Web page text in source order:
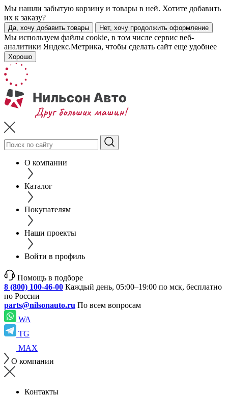
Мы нашли забытую корзину и товары в ней. Хотите добавить
их к заказу?
Да, хочу добавить товары Нет, хочу продолжить оформление
Мы используем файлы cookie, в том числе сервис веб-
аналитики Яндекс.Метрика, чтобы сделать сайт еще удобнее
Хорошо
О компании
Каталог
Покупателям
Наши проекты
Войти в профиль
Помощь в подборе
8 (800) 100-46-00 Каждый день, 05:00–19:00 по мск, бесплатно
по России
parts@nilsonauto.ru По всем вопросам
WA
TG
MAX
О компании
Контакты